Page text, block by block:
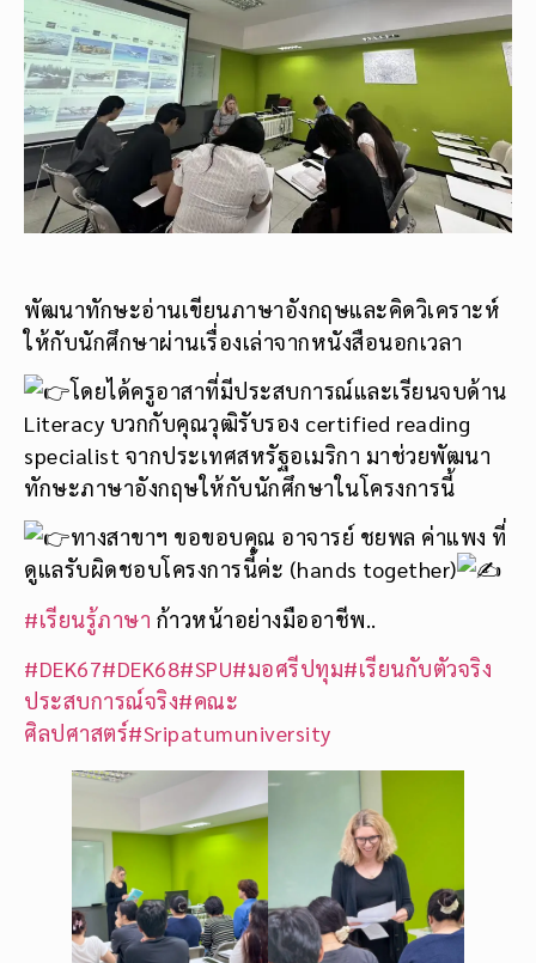
พัฒนาทักษะอ่านเขียนภาษาอังกฤษและคิดวิเคราะห์
ให้กับนักศึกษาผ่านเรื่องเล่าจากหนังสือนอกเวลา
โดยได้ครูอาสาที่มีประสบการณ์และเรียนจบด้าน
Literacy บวกกับคุณวุฒิรับรอง certified reading
specialist จากประเทศสหรัฐอเมริกา มาช่วยพัฒนา
ทักษะภาษาอังกฤษให้กับนักศึกษาในโครงการนี้
ทางสาขาฯ ขอขอบคุณ อาจารย์ ชยพล ค่าแพง ที่
ดูแลรับผิดชอบโครงการนี้ค่ะ (hands together)
#เรียนรู้ภาษา ก้าวหน้าอย่างมืออาชีพ..
#DEK67#DEK68#SPU#มอศรีปทุม#เรียนกับตัวจริง
ประสบการณ์จริง#คณะ
ศิลปศาสตร์#Sripatumuniversity